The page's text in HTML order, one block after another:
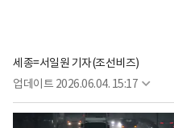
세종=서일원 기자(조선비즈)
업데이트 2026.06.04. 15:17